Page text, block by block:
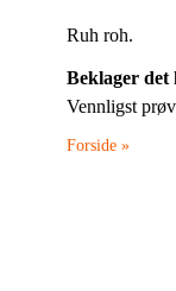
Ruh roh.
Beklager det
Vennligst
Forside »